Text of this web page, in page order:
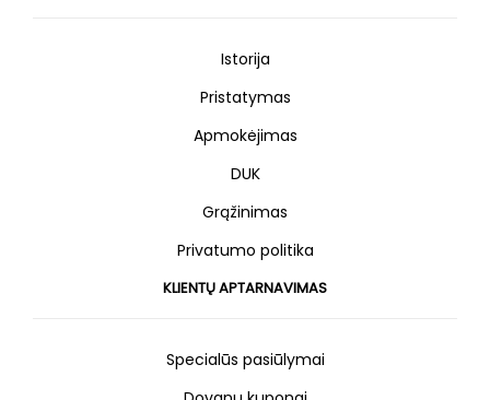
Istorija
Pristatymas
Apmokėjimas
DUK
Grąžinimas
Privatumo politika
KLIENTŲ APTARNAVIMAS
Specialūs pasiūlymai